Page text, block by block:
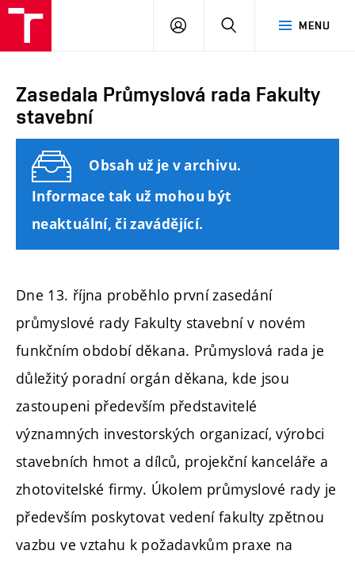
Brno
MENU
PŘIHLÁSIT
Zasedala Průmyslová rada Fakulty
stavební
Obsah už je v archivu.
Informace tak už mohou být
neaktuální, či zavádějící.
Dne 13. října proběhlo první zasedání
průmyslové rady Fakulty stavební v novém
funkčním období děkana. Průmyslová rada je
důležitý poradní orgán děkana, kde jsou
zastoupeni především představitelé
významných investorských organizací, výrobci
stavebních hmot a dílců, projekční kanceláře a
zhotovitelské firmy. Úkolem průmyslové rady je
především poskytovat vedení fakulty zpětnou
vazbu ve vztahu k požadavkům praxe na